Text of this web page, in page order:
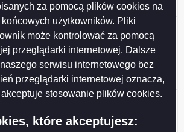
za pomocą plików cookies na
użytkowników. Pliki
może kontrolować za pomocą
przeglądarki internetowej. Dalsze
serwisu internetowego bez
przeglądarki internetowej oznacza,
stosowanie plików cookies.
które akceptujesz:
społecznych projektu uchwały Rady
w sprawie określenia zasad,
i pozbawiania oraz rodzaju i
sportowych oraz nagród i
Suwałki
projektu Programu współpracy